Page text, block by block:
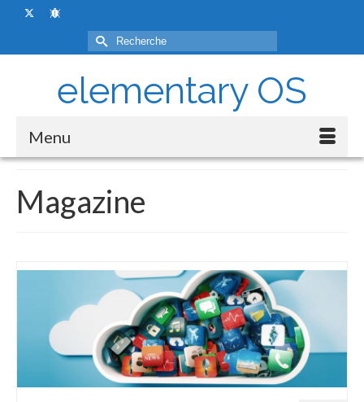
Rechercher :
elementary OS
Menu
Magazine